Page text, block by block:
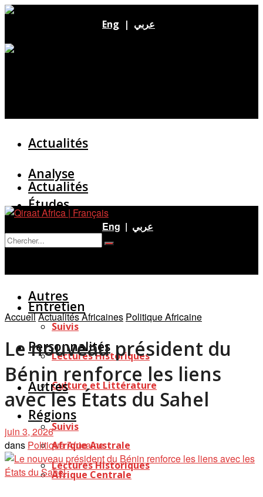
Eng | عربي
Actualités
Analyse
Études
Entretien
Autres
Suivis
Lectures Historiques
Culture et Littérature
Régions
Afrique Australe
Afrique Centrale
Actualités
Entretien
Personnalités
Autres
Suivis
Lectures Historiques
Eng | عربي
AccueilActualités Africaines Politique Africaine
Le nouveau président du
Bénin renforce les liens
avec les États du Sahel
juin 3, 2026
dans Politique Africaine